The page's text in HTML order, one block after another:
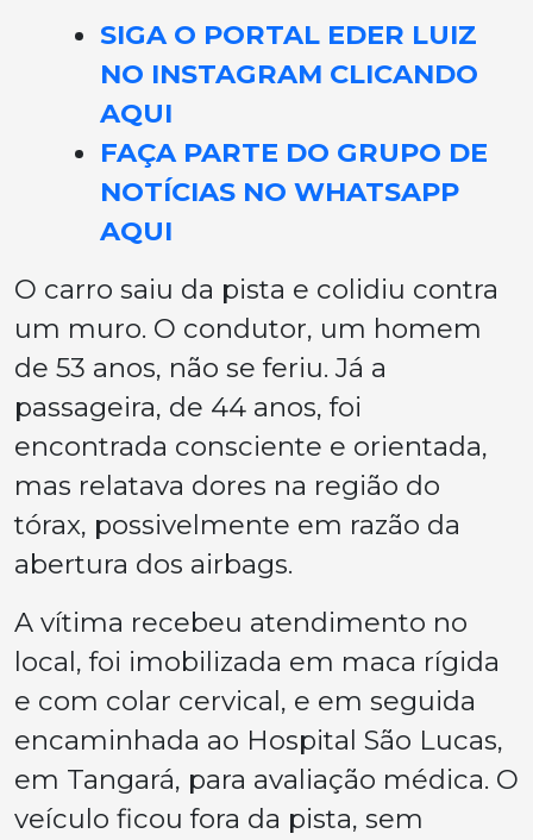
SIGA O PORTAL EDER LUIZ
NO INSTAGRAM CLICANDO
AQUI
FAÇA PARTE DO GRUPO DE
NOTÍCIAS NO WHATSAPP
AQUI
O carro saiu da pista e colidiu contra
um muro. O condutor, um homem
de 53 anos, não se feriu. Já a
passageira, de 44 anos, foi
encontrada consciente e orientada,
mas relatava dores na região do
tórax, possivelmente em razão da
abertura dos airbags.
A vítima recebeu atendimento no
local, foi imobilizada em maca rígida
e com colar cervical, e em seguida
encaminhada ao Hospital São Lucas,
em Tangará, para avaliação médica. O
veículo ficou fora da pista, sem